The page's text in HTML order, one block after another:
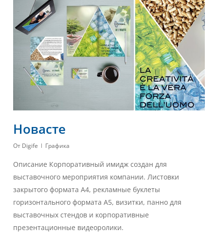
Новасте
От Digife Графика
Описание Корпоративный имидж создан для
выставочного мероприятия компании. Листовки
закрытого формата А4, рекламные буклеты
горизонтального формата А5, визитки, панно для
выставочных стендов и корпоративные
презентационные видеоролики.